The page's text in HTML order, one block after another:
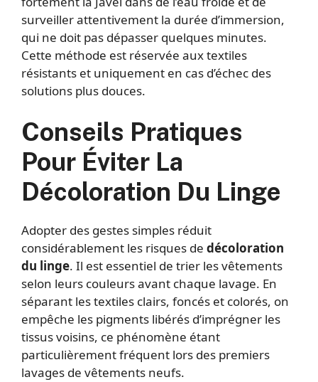
surveiller attentivement la durée d’immersion,
qui ne doit pas dépasser quelques minutes.
Cette méthode est réservée aux textiles
résistants et uniquement en cas d’échec des
solutions plus douces.
Conseils Pratiques
Pour Éviter La
Décoloration Du Linge
Adopter des gestes simples réduit
considérablement les risques de décoloration
du linge. Il est essentiel de trier les vêtements
selon leurs couleurs avant chaque lavage. En
séparant les textiles clairs, foncés et colorés, on
empêche les pigments libérés d’imprégner les
tissus voisins, ce phénomène étant
particulièrement fréquent lors des premiers
lavages de vêtements neufs.